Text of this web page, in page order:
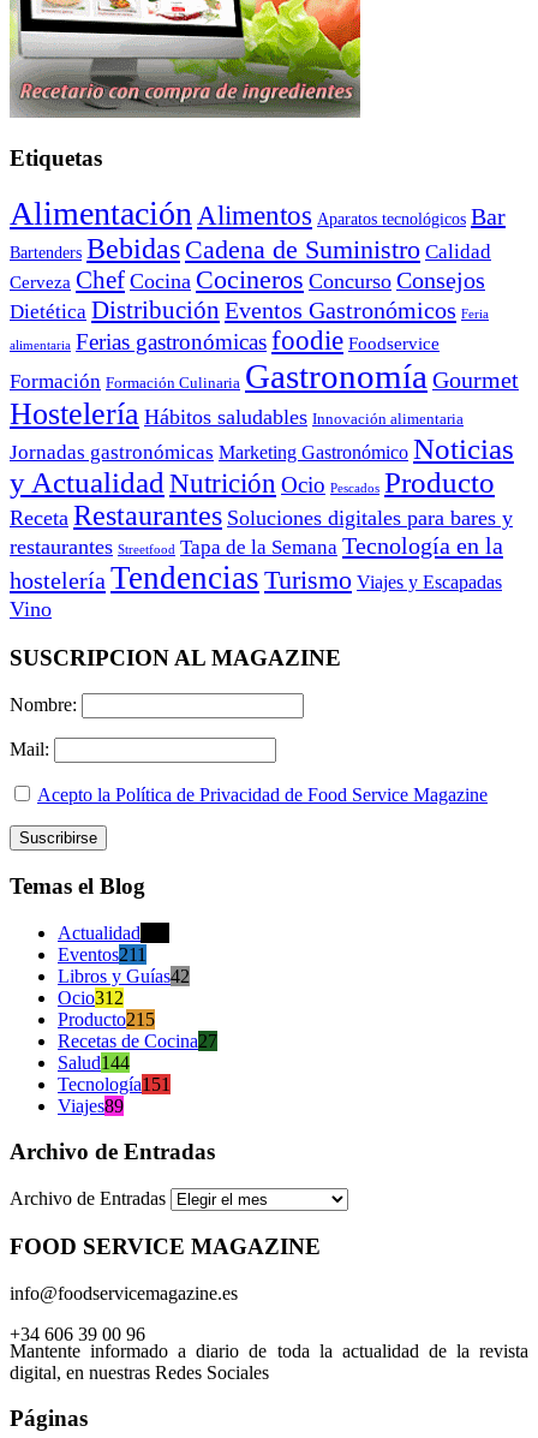
Etiquetas
Alimentación Alimentos Aparatos tecnológicos Bar
Bartenders Bebidas Cadena de Suministro Calidad
Cerveza Chef Cocina Cocineros Concurso Consejos
Dietética Distribución Eventos Gastronómicos Feria
alimentaria Ferias gastronómicasfoodie Foodservice
Formación Formación Culinaria Gastronomía Gourmet
Hostelería Hábitos saludables Innovación alimentaria
Jornadas gastronómicas Marketing Gastronómico Noticias
y Actualidad Nutrición Ocio Pescados Producto
Receta Restaurantes Soluciones digitales para bares y
restaurantes Streetfood Tapa de la Semana Tecnología en la
hostelería Tendencias Turismo Viajes y Escapadas
Vino
SUSCRIPCION AL MAGAZINE
Nombre:
Mail:
Acepto la Política de Privacidad de Food Service Magazine
Temas el Blog
Actualidad
Eventos211
Libros y Guías42
Ocio312
Producto215
Recetas de Cocina27
Salud144
Tecnología151
Viajes89
Archivo de Entradas
Archivo de Entradas
FOOD SERVICE MAGAZINE
info@foodservicemagazine.es
+34 606 39 00 96
Mantente informado a diario de toda la actualidad de la revista
digital, en nuestras Redes Sociales
Páginas